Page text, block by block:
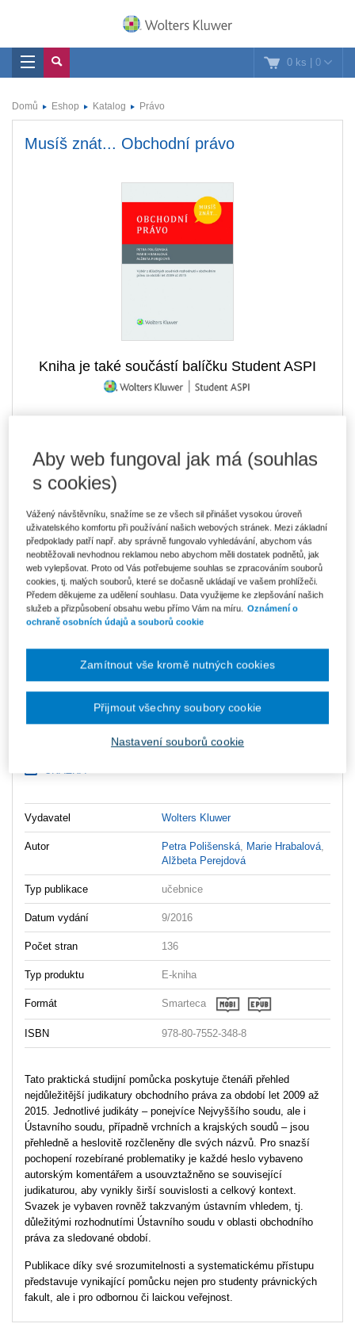
0 ks | 0
Domů Eshop Katalog Právo
Musíš znát... Obchodní právo
Kniha je také součástí balíčku Student ASPI
V prodeji - ihned k dispozici
Co je Smarteca?
Kde najdu soubory e-knih?
149 Kč
měsíčně
Půjčit si e-knihu online Smarteca
V prodeji - ihned k dispozici
Co je Smarteca?
Co je pronájem Smarteca?
Upozorňujeme, že v období od 1.8. do 21.8. z technických
důvodů nemůžeme vystavovat daňové doklady. Budou vám
ks Vložit do košíku
Ceny jsou včetně DPH
Vydavatel Wolters Kluwer
Autor Petra Polišenská Marie Hrabalová
Alžbeta Perejdová
Typ publikace učebnice
Datum vydání 9/2016
Počet stran 136
Typ produktu E-kniha
Formát Smarteca
ISBN 978-80-7552-348-8
Tato praktická studijní pomůcka poskytuje čtenáři přehled
nejdůležitější judikatury obchodního práva za období let 2009 až
2015. Jednotlivé judikáty – ponejvíce Nejvyššího soudu, ale i
Ústavního soudu, případně vrchních a krajských soudů – jsou
přehledně a heslovitě rozčleněny dle svých názvů. Pro snazší
pochopení rozebírané problematiky je každé heslo vybaveno
autorským komentářem a usouvztažněno se související
judikaturou, aby vynikly širší souvislosti a celkový kontext.
Svazek je vybaven rovněž takzvaným ústavním vhledem, tj.
důležitými rozhodnutími Ústavního soudu v oblasti obchodního
práva za sledované období.
Publikace díky své srozumitelnosti a systematickému přístupu
představuje vynikající pomůcku nejen pro studenty právnických
fakult, ale i pro odbornou či laickou veřejnost.
Aby web fungoval jak má (souhlas
s cookies)
Vážený návštěvníku, snažíme se ze všech sil přinášet vysokou úroveň
uživatelského komfortu při používání našich webových stránek. Mezi základní
předpoklady patří např. aby správně fungovalo vyhledávání, abychom vás
neobtěžovali nevhodnou reklamou nebo abychom měli dostatek podnětů, jak
web vylepšovat. Proto od Vás potřebujeme souhlas se zpracováním souborů
cookies, tj. malých souborů, které se dočasně ukládají ve vašem prohlížeči.
Předem děkujeme za udělení souhlasu. Data využijeme ke zlepšování našich
služeb a přizpůsobení obsahu webu přímo Vám na míru. Oznámení o
ochraně osobních údajů a souborů cookie
Nastavení souborů cookie
Zamítnout vše kromě nutných cookies
Přijmout všechny soubory cookie